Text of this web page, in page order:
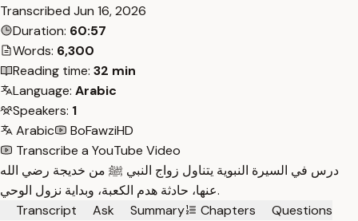
Transcribed Jun 16, 2026
Duration: 60:57
Words: 6,300
Reading time: 32 min
Language: Arabic
Speakers: 1
Arabic
BoFawziHD
Transcribe a YouTube Video
درس في السيرة النبوية يتناول زواج النبي ﷺ من خديجة رضي الله
عنها، حادثة هدم الكعبة، وبداية نزول الوحي.
Transcript
Ask Summary Chapters
Questions